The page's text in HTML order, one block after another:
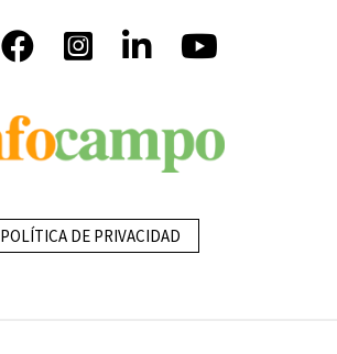
POLÍTICA DE PRIVACIDAD